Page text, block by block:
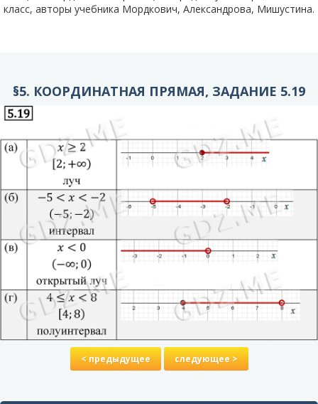
класс, авторы учебника Мордкович, Александрова, Мишустина.
§5. КООРДИНАТНАЯ ПРЯМАЯ, ЗАДАНИЕ 5.19
< предыдущее следующее >